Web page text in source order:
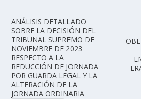
ANÁLISIS DETALLADO
SOBRE LA DECISIÓN DEL
TRIBUNAL SUPREMO DE
NOVIEMBRE DE 2023
RESPECTO A LA
REDUCCIÓN DE JORNADA
POR GUARDA LEGAL Y LA
ALTERACIÓN DE LA
JORNADA ORDINARIA